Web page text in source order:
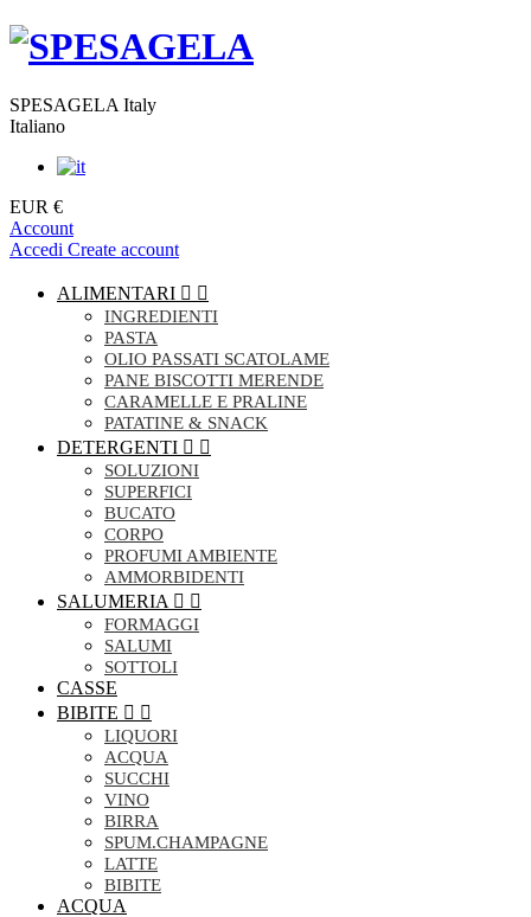
SPESAGELA Italy
Italiano
EUR €
Account
Accedi Create account
ALIMENTARI  
INGREDIENTI
PASTA
OLIO PASSATI SCATOLAME
PANE BISCOTTI MERENDE
CARAMELLE E PRALINE
PATATINE & SNACK
DETERGENTI  
SOLUZIONI
SUPERFICI
BUCATO
CORPO
PROFUMI AMBIENTE
AMMORBIDENTI
SALUMERIA  
FORMAGGI
SALUMI
SOTTOLI
CASSE
BIBITE  
LIQUORI
ACQUA
SUCCHI
VINO
BIRRA
SPUM.CHAMPAGNE
LATTE
BIBITE
ACQUA